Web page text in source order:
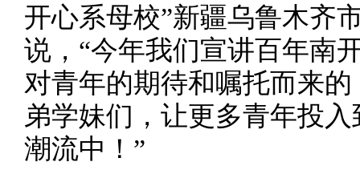
开心系母校”新疆乌鲁木齐
说，“今年我们宣讲百年南
对青年的期待和嘱托而来
弟学妹们，让更多青年投
潮流中！”